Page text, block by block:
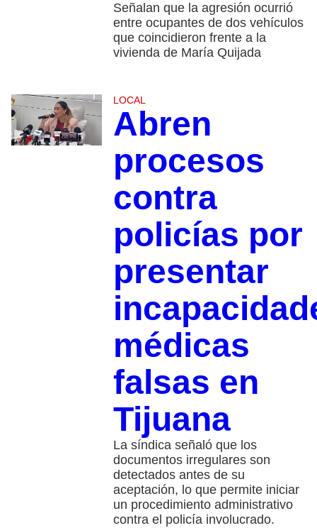
Señalan que la agresión ocurrió
entre ocupantes de dos vehículos
que coincidieron frente a la
vivienda de María Quijada
LOCAL
Abren
procesos
contra
policías por
presentar
médicas
falsas en
Tijuana
La síndica señaló que los
documentos irregulares son
detectados antes de su
aceptación, lo que permite iniciar
un procedimiento administrativo
contra el policía involucrado.